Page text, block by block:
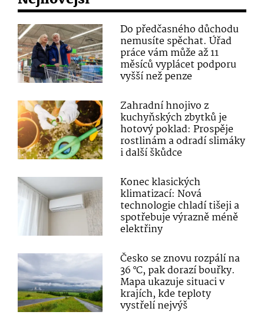
Do předčasného důchodu
nemusíte spěchat. Úřad
práce vám může až 11
měsíců vyplácet podporu
vyšší než penze
Zahradní hnojivo z
kuchyňských zbytků je
hotový poklad: Prospěje
rostlinám a odradí slimáky
i další škůdce
Konec klasických
klimatizací: Nová
technologie chladí tišeji a
spotřebuje výrazně méně
elektřiny
Česko se znovu rozpálí na
36 °C, pak dorazí bouřky.
Mapa ukazuje situaci v
krajích, kde teploty
vystřelí nejvýš